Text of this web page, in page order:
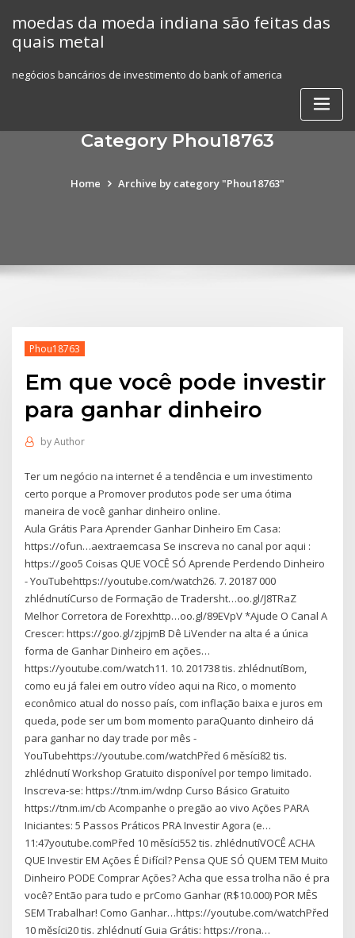
content
moedas da moeda indiana são feitas das
quais metal
negócios bancários de investimento do bank of america
Category Phou18763
Home Archive by category "Phou18763"
Phou18763
Em que você pode investir
para ganhar dinheiro
byAuthor
Ter um negócio na internet é a tendência e um investimento
certo porque a Promover produtos pode ser uma ótima
maneira de você ganhar dinheiro online.
Aula Grátis Para Aprender Ganhar Dinheiro Em Casa:
https://ofun…aextraemcasa Se inscreva no canal por aqui :
https://goo5 Coisas QUE VOCÊ SÓ Aprende Perdendo Dinheiro
- YouTubehttps://youtube.com/watch26. 7. 20187 000
zhlédnutíCurso de Formação de Tradersht…oo.gl/J8TRaZ
Melhor Corretora de Forexhttp…oo.gl/89EVpV *Ajude O Canal A
Crescer: https://goo.gl/zjpjmB Dê LiVender na alta é a única
forma de Ganhar Dinheiro em ações…
https://youtube.com/watch11. 10. 201738 tis. zhlédnutíBom,
como eu já falei em outro vídeo aqui na Rico, o momento
econômico atual do nosso país, com inflação baixa e juros em
queda, pode ser um bom momento paraQuanto dinheiro dá
para ganhar no day trade por mês -
YouTubehttps://youtube.com/watchPřed 6 měsíci82 tis.
zhlédnutí Workshop Gratuito disponível por tempo limitado.
Inscreva-se: https://tnm.im/wdnp Curso Básico Gratuito
https://tnm.im/cb Acompanhe o pregão ao vivo Ações PARA
Iniciantes: 5 Passos Práticos PRA Investir Agora (e…
11:47youtube.comPřed 10 měsíci552 tis. zhlédnutíVOCÊ ACHA
QUE Investir EM Ações É Difícil? Pensa QUE SÓ QUEM TEM Muito
Dinheiro PODE Comprar Ações? Acha que essa trolha não é pra
você? Então para tudo e prComo Ganhar (R$10.000) POR MÊS
SEM Trabalhar! Como Ganhar…https://youtube.com/watchPřed
10 měsíci20 tis. zhlédnutí Guia Grátis: https://rona…